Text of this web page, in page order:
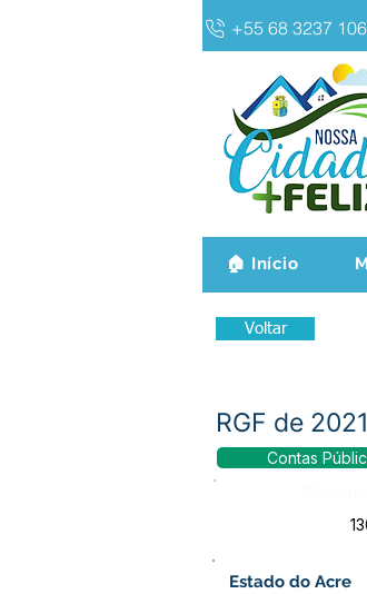
+55 68 3237
🏠 Início
Voltar
RGF de
Contas
Estado do Acre